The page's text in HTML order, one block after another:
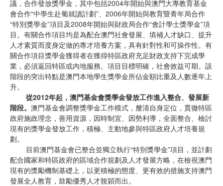
議，合作發放獎學金，其中包括2004年開始與澳門大專教育基金
會合作“中學生赴葡就讀計劃”、2006年開始與教育暨青年局合作
“特別獎學金”項目及2008年開始與財政局合作“會計學士獎學金”項
目。有關合作項目均是為配合澳門社會發展、填補人才缺口、提升
人才素質而度身定做的專才培養方案，具有針對性和可操作性。有
關合作項目獎學金獲得者在獲得特區政府充足財政支持下完成學
業，必須返回特區或內地服務。項目目標明確，社會效益可期。該
階段的突出特點是澳門本地學生獎學金所佔金額比重及人數逐年上
升。
從2012年起，澳門基金會獎學金發放工作進入整合、發展新
階段。 澳門基金會調整獎學金工作模式，釐清自身定位，貫徹特區
政府施政理念，善用資源，因時制宜、因勢利導，全面整合、檢討
現有的獎學金發放工作，積極、主動地參與特區政府人才培養規
劃。
目前澳門基金會已整合並獨立執行“特別獎學金”項目，並計劃
配合國家和特區政府的區域合作規劃及人才發展方略，在檢視澳門
現有的獎勵機制基礎上，以更積極的態度、更有效的措施支持澳門
發展全人教育，鼓勵優秀人才脫穎而出。